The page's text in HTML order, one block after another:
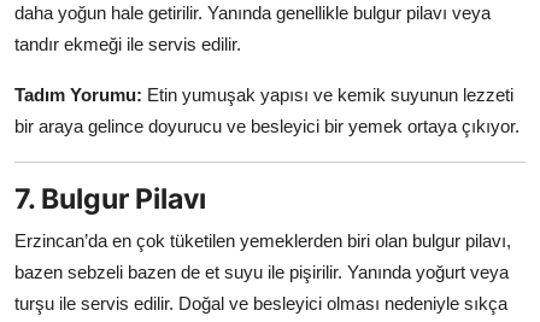
daha yoğun hale getirilir. Yanında genellikle bulgur pilavı veya
tandır ekmeği ile servis edilir.
Tadım Yorumu: Etin yumuşak yapısı ve kemik suyunun lezzeti
bir araya gelince doyurucu ve besleyici bir yemek ortaya çıkıyor.
7. Bulgur Pilavı
Erzincan’da en çok tüketilen yemeklerden biri olan bulgur pilavı,
bazen sebzeli bazen de et suyu ile pişirilir. Yanında yoğurt veya
turşu ile servis edilir. Doğal ve besleyici olması nedeniyle sıkça